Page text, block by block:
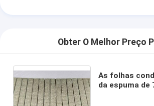
Obter O Melhor Preço
As folhas
da espuma de